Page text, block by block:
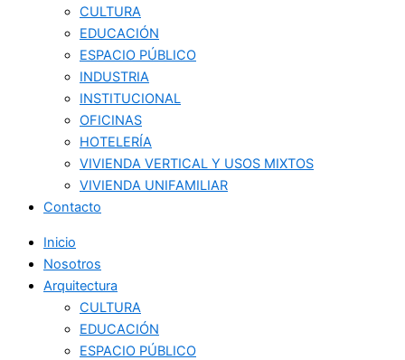
CULTURA
EDUCACIÓN
ESPACIO PÚBLICO
INDUSTRIA
INSTITUCIONAL
OFICINAS
HOTELERÍA
VIVIENDA VERTICAL Y USOS MIXTOS
VIVIENDA UNIFAMILIAR
Contacto
Inicio
Nosotros
Arquitectura
CULTURA
EDUCACIÓN
ESPACIO PÚBLICO